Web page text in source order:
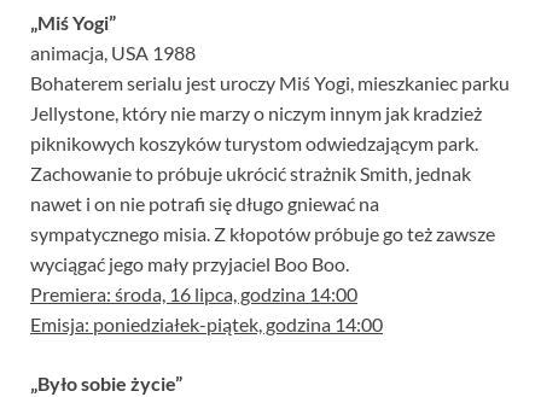
„Miś Yogi”
animacja, USA 1988
Bohaterem serialu jest uroczy Miś Yogi, mieszkaniec parku
Jellystone, który nie marzy o niczym innym jak kradzież
piknikowych koszyków turystom odwiedzającym park.
Zachowanie to próbuje ukrócić strażnik Smith, jednak
nawet i on nie potrafi się długo gniewać na
sympatycznego misia. Z kłopotów próbuje go też zawsze
wyciągać jego mały przyjaciel Boo Boo.
Premiera: środa, 16 lipca, godzina 14:00
Emisja: poniedziałek-piątek, godzina 14:00
„Było sobie życie”